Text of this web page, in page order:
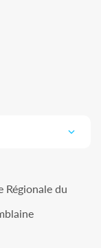
Régionale du